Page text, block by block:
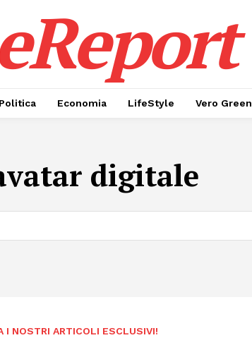
Politica Economia LifeStyle Vero Green
digitale
I NOSTRI ARTICOLI ESCLUSIVI!